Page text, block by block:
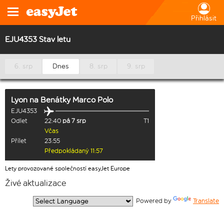
Přihlásit
EJU4353 Stav letu
6. srp Dnes 8. srp 9. srp
Lyon na Benátky Marco Polo
EJU4353
Odlet
22:40 pá 7 srp
T1
Včas
Přílet
23:55
Předpokládaný 11:57
Lety provozované společností easyJet Europe
Živé aktualizace
Powered by Translate